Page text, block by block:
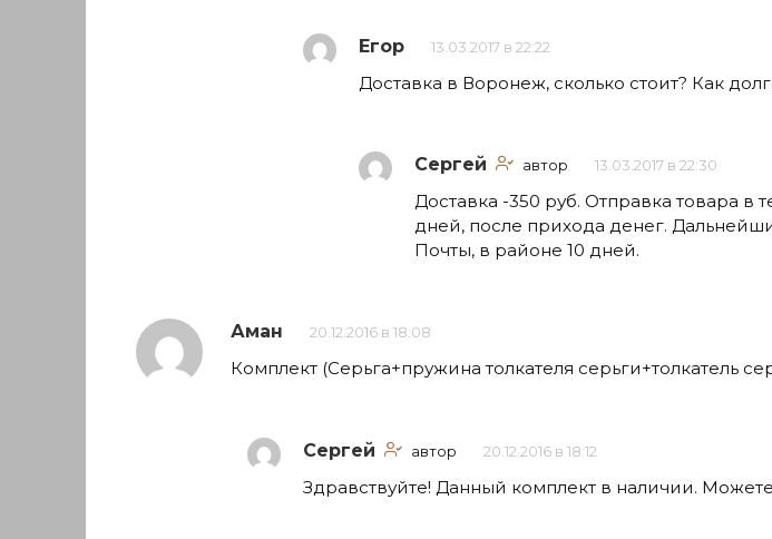
Егор 13.03.2017 в 22:22
Доставка в Воронеж, сколько стоит? Как
Сергей автор 13.03.2017 в 22:30
Доставка -350 руб. Отправка товара в
дней, после прихода денег.
Почты, в районе 10 дней.
Аман 20.12.2016 в 18:08
Комплект (Серьга+пружина толкателя серьги+толкатель
Сергей автор 20.12.2016 в 18:12
Здравствуйте! Данный комплект в наличии.